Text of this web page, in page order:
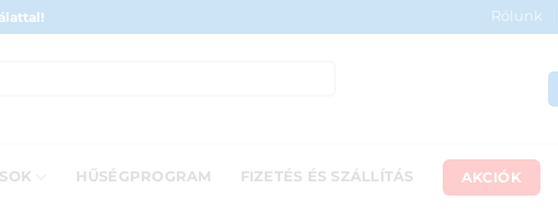
Rólunk
HŰSÉGPROGRAM FIZETÉS ÉS SZÁLLÍTÁS AKCIÓK